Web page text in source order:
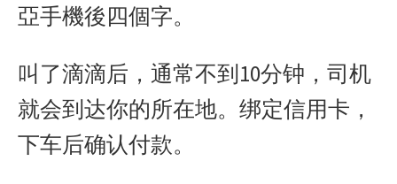
亞手機後四個字。
叫了滴滴后，通常不到10分钟，司机
就会到达你的所在地。绑定信用卡，
下车后确认付款。